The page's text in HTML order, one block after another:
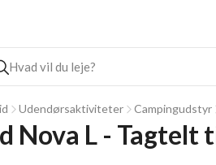
Udendørsaktiviteter Campingudstyr
Nova L -